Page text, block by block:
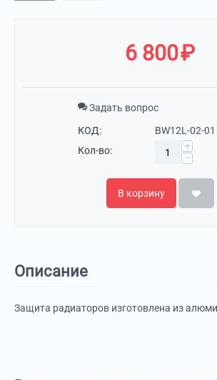
6 800₽
Задать вопрос
КОД:
BW12L-02-01
Кол-во:
+
−
В корзину
Описание
Защита радиаторов изготовлена из